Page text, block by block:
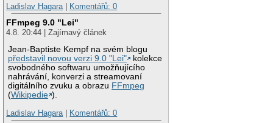
Ladislav Hagara| Komentářů: 0
FFmpeg 9.0 "Lei"
4.8. 20:44 | Zajímavý článek
Jean-Baptiste Kempf na svém blogu
představil novou verzi 9.0 "Lei"
kolekce
svobodného softwaru umožňujícího
nahrávání, konverzi a streamovaní
digitálního zvuku a obrazu FFmpeg
(Wikipedie ).
Ladislav Hagara| Komentářů: 0